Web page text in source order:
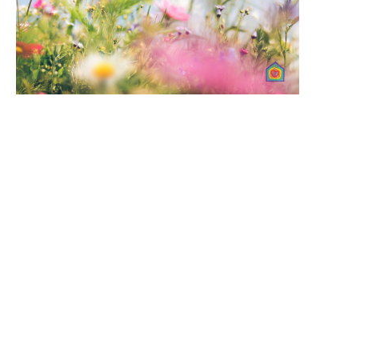
printemps 2025.
CALENDRIER PROGRAMMATION